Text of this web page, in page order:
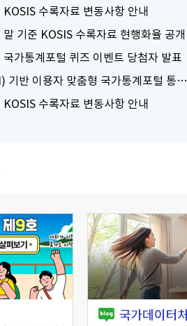
수록자료 변동사항 안내
기준 KOSIS 수록자료 현행화율 공개
가통계포털 퀴즈 이벤트 당첨자 발표
인공지능(AI) 기반 이용자 맞춤형 국가통계포털 통계표 생성 시범 서비스 안내
수록자료 변동사항 안내